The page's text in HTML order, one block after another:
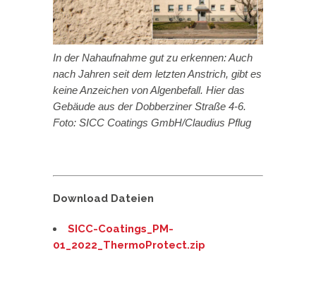
In der Nahaufnahme gut zu erkennen: Auch
nach Jahren seit dem letzten Anstrich, gibt es
keine Anzeichen von Algenbefall. Hier das
Gebäude aus der Dobberziner Straße 4-6.
Foto: SICC Coatings GmbH/Claudius Pflug
Download Dateien
SICC-Coatings_PM-
01_2022_ThermoProtect.zip